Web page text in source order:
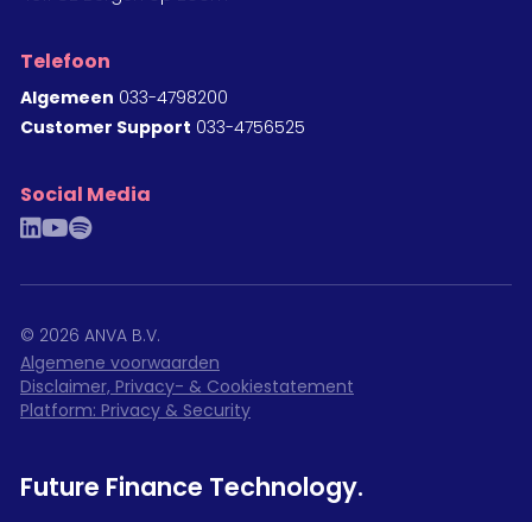
Telefoon
Algemeen 033-4798200
Customer Support 033-4756525
Social Media
linkedinyoutubespotify
© 2026 ANVA B.V.
Algemene voorwaarden
Disclaimer, Privacy- & Cookiestatement
Platform: Privacy & Security
Future Finance Technology.